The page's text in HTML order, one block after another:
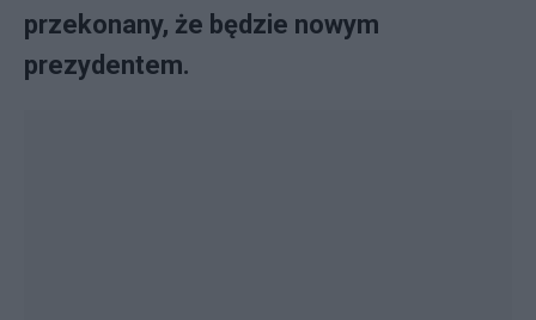
przekonany, że będzie nowym
prezydentem.